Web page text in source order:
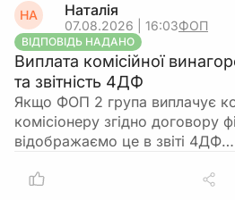
НА Наталія
07.08.2026 | 16:03ФОП
ВІДПОВІДЬ НАДАНО
Виплата комісійної
та звітність 4ДФ
Якщо ФОП 2 група виплачує
комісіонеру згідно договору
відображаємо це в звіті 4ДФ…